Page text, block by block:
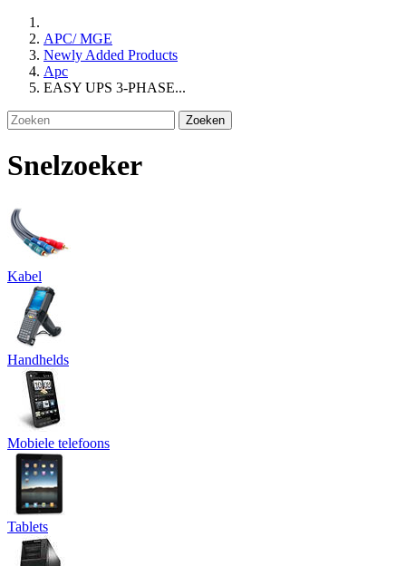
APC/ MGE
Newly Added Products
Apc
EASY UPS 3-PHASE...
Zoeken
Snelzoeker
Kabel
Handhelds
Mobiele telefoons
Tablets